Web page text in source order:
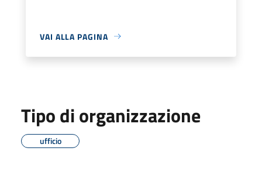
VAI ALLA PAGINA
Tipo di organizzazione
ufficio